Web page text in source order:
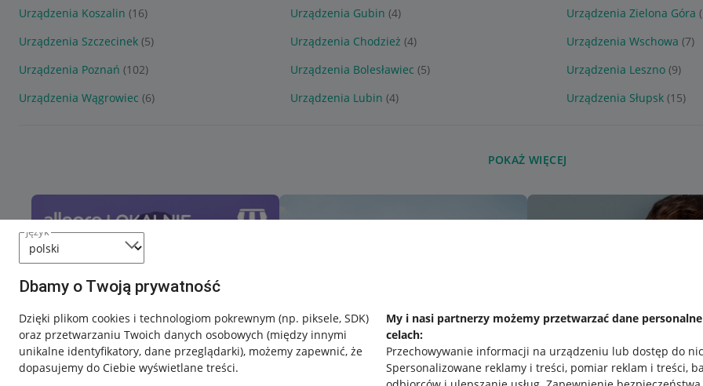
język
Dbamy o Twoją prywatność
Dzięki plikom cookies i technologiom pokrewnym (np. piksele, SDK)
oraz przetwarzaniu Twoich danych osobowych (między innymi
unikalne identyfikatory, dane przeglądarki), możemy zapewnić, że
dopasujemy do Ciebie wyświetlane treści.
My i nasi partnerzy możemy przetwarzać dane
celach:
Przechowywanie informacji na urządzeniu lub dostęp do
Spersonalizowane reklamy i treści, pomiar reklam i treści,
Urządzenia Koszalin (16) Urządzenia Gubin (4) Urządzenia Zielona Góra
Urządzenia Szczecinek (5) Urządzenia Chodzież (4) Urządzenia Wschowa (7)
Urządzenia Poznań (102) Urządzenia Bolesławiec (5) Urządzenia Leszno (9)
Urządzenia Wągrowiec (6) Urządzenia Lubin (4) Urządzenia Słupsk (15)
POKAŻ WIĘCEJ